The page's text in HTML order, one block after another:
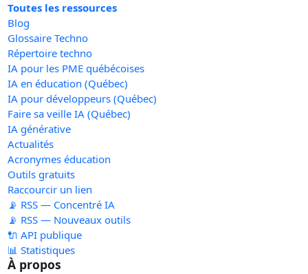
Toutes les ressources
Blog
Glossaire Techno
Répertoire techno
IA pour les PME québécoises
IA en éducation (Québec)
IA pour développeurs (Québec)
Faire sa veille IA (Québec)
IA générative
Actualités
Acronymes éducation
Outils gratuits
Raccourcir un lien
📡 RSS — Concentré IA
📡 RSS — Nouveaux outils
🔌 API publique
📊 Statistiques
À propos